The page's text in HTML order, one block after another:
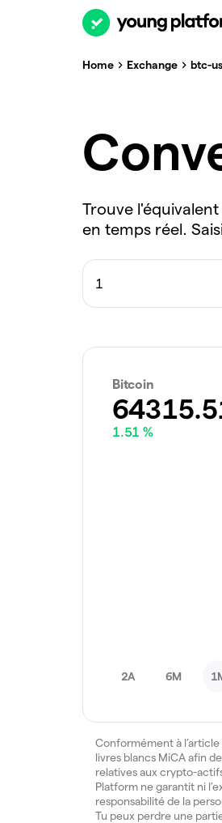
Home Exchange btc-
Trouve
en temps réel.
Bitcoin
1.51 %
2A 6M
Conformément à
livres blancs MiCA afin
relatives aux crypto-
Platform ne garantit ni
responsabilité de la
Tu peux perdre une